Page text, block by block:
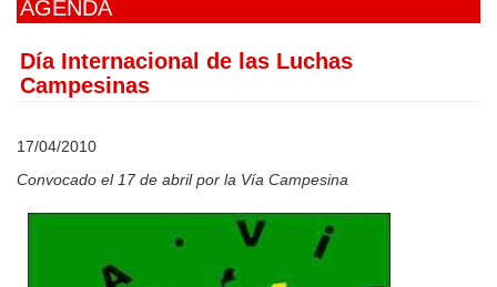
AGENDA
Día Internacional de las Luchas
Campesinas
17/04/2010
Convocado el 17 de abril por la Vía Campesina